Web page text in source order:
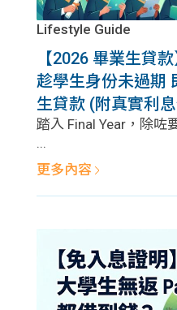
Lifestyle Guide
【2026 畢業生貸
趁學生身份未過期
生貸款 (附真實利
踏入 Final Year，除咗
...
更多內容